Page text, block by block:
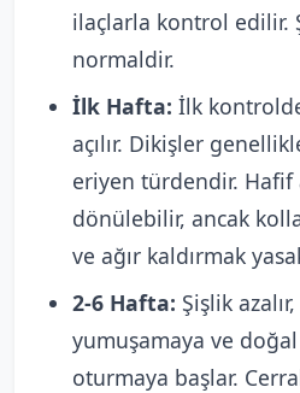
ilaçlarla kontrol edilir.
normaldir.
İlk Hafta: İlk
açılır. Dikişler
eriyen türdendir.
dönülebilir, ancak
ve ağır kaldırmak
2-6 Hafta: Şişlik
yumuşamaya ve
oturmaya başlar.